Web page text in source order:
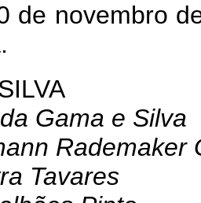
de novembro
Gama e Silva
Rademaker
Tavares